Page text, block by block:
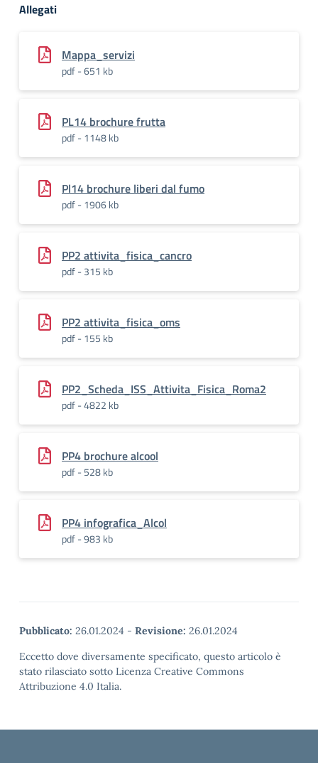
Allegati
Mappa_servizi
pdf - 651 kb
PL14 brochure frutta
pdf - 1148 kb
Pl14 brochure liberi dal fumo
pdf - 1906 kb
PP2 attivita_fisica_cancro
pdf - 315 kb
PP2 attivita_fisica_oms
pdf - 155 kb
PP2_Scheda_ISS_Attivita_Fisica_Roma2
pdf - 4822 kb
PP4 brochure alcool
pdf - 528 kb
PP4 infografica_Alcol
pdf - 983 kb
Pubblicato: 26.01.2024 - Revisione: 26.01.2024
Eccetto dove diversamente specificato, questo articolo è
stato rilasciato sotto Licenza Creative Commons
Attribuzione 4.0 Italia.